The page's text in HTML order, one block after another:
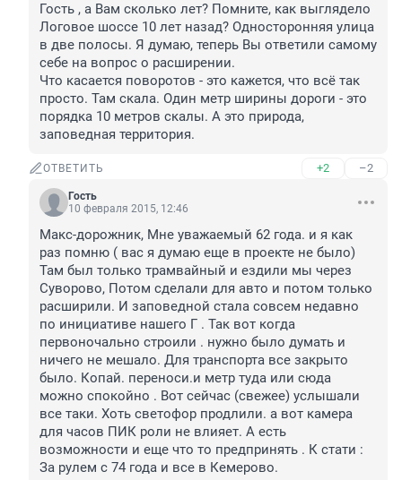
Гость , а Вам сколько лет? Помните, как выглядело
Логовое шоссе 10 лет назад? Односторонняя улица
в две полосы. Я думаю, теперь Вы ответили самому
себе на вопрос о расширении.
Что касается поворотов - это кажется, что всё так
просто. Там скала. Один метр ширины дороги - это
порядка 10 метров скалы. А это природа,
заповедная территория.
ОТВЕТИТЬ +2 –2
Гость
10 февраля 2015, 12:46
Макс-дорожник, Мне уважаемый 62 года. и я как
раз помню ( вас я думаю еще в проекте не было)
Там был только трамвайный и ездили мы через
Суворово, Потом сделали для авто и потом только
расширили. И заповедной стала совсем недавно
по инициативе нашего Г . Так вот когда
первоночально строили . нужно было думать и
ничего не мешало. Для транспорта все закрыто
было. Копай. переноси.и метр туда или сюда
можно спокойно . Вот сейчас (свежее) услышали
все таки. Хоть светофор продлили. а вот камера
для часов ПИК роли не влияет. А есть
возможности и еще что то предпринять . К стати :
За рулем с 74 года и все в Кемерово.